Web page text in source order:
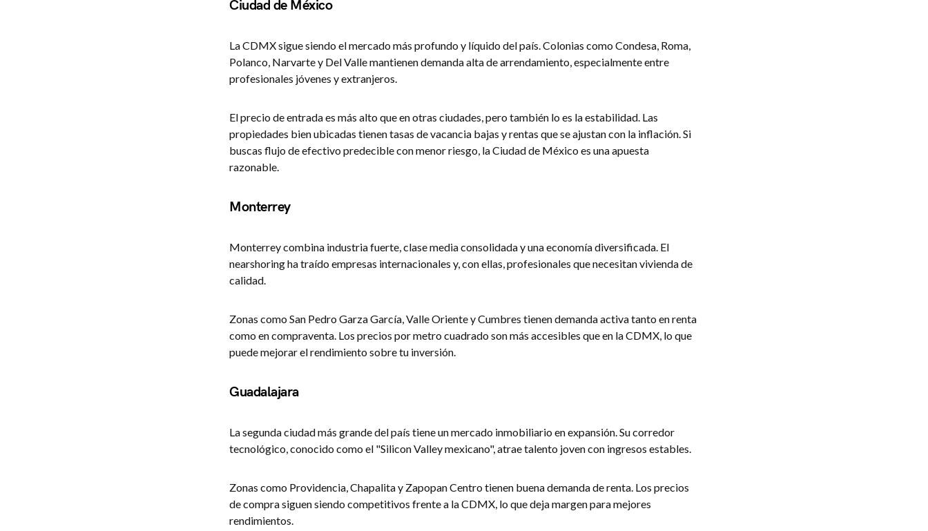
Ciudad de México
La CDMX sigue siendo el mercado más profundo y líquido del país. Colonias como Condesa, Roma,
Polanco, Narvarte y Del Valle mantienen demanda alta de arrendamiento, especialmente entre
profesionales jóvenes y extranjeros.
El precio de entrada es más alto que en otras ciudades, pero también lo es la estabilidad. Las
propiedades bien ubicadas tienen tasas de vacancia bajas y rentas que se ajustan con la inflación. Si
buscas flujo de efectivo predecible con menor riesgo, la Ciudad de México es una apuesta
razonable.
Monterrey
Monterrey combina industria fuerte, clase media consolidada y una economía diversificada. El
nearshoring ha traído empresas internacionales y, con ellas, profesionales que necesitan vivienda de
calidad.
Zonas como San Pedro Garza García, Valle Oriente y Cumbres tienen demanda activa tanto en renta
como en compraventa. Los precios por metro cuadrado son más accesibles que en la CDMX, lo que
puede mejorar el rendimiento sobre tu inversión.
Guadalajara
La segunda ciudad más grande del país tiene un mercado inmobiliario en expansión. Su corredor
tecnológico, conocido como el "Silicon Valley mexicano", atrae talento joven con ingresos estables.
Zonas como Providencia, Chapalita y Zapopan Centro tienen buena demanda de renta. Los precios
de compra siguen siendo competitivos frente a la CDMX, lo que deja margen para mejores
rendimientos.